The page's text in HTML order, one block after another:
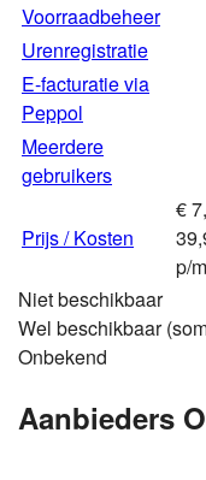
Voorraadbeheer
Urenregistratie
E-facturatie via
Peppol
Meerdere
gebruikers
Prijs / Kosten
€
p/
Niet beschikbaar
Wel beschikbaar
Onbekend
Aanbieders